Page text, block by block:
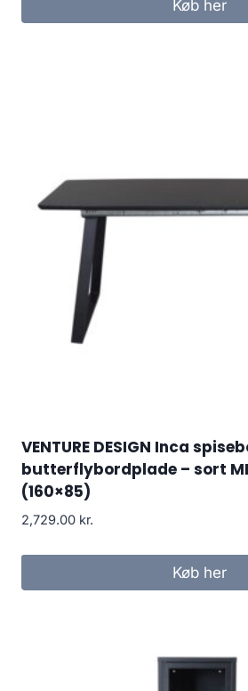
Køb her
VENTURE DESIGN Inca
butterflybordplade – sort
(160×85)
2,729.00 kr.
Køb her